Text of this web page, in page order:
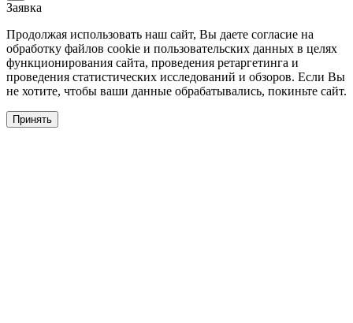
Заявка
Продолжая использовать наш сайт, Вы даете согласие на
обработку файлов cookie и пользовательских данных в целях
функционирования сайта, проведения ретаргетинга и
проведения статистических исследований и обзоров. Если Вы
не хотите, чтобы ваши данные обрабатывались, покиньте сайт.
Принять